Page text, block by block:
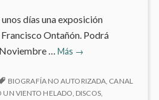
días una exposición
Ontañón. Podrá
… Más
‘Francisco
Oficio
y
→
BIOGRAFÍA NO AUTORIZADA, CANAL
UN VIENTO HELADO, DISCOS,